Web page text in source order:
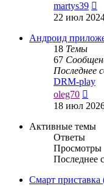
martys39
к
22 июл
Андроид
18 Темы
67
Последнее
DRM-play
oleg70
к
18 июл
Активные темы
Ответы
Просмотры
Последнее
Смарт